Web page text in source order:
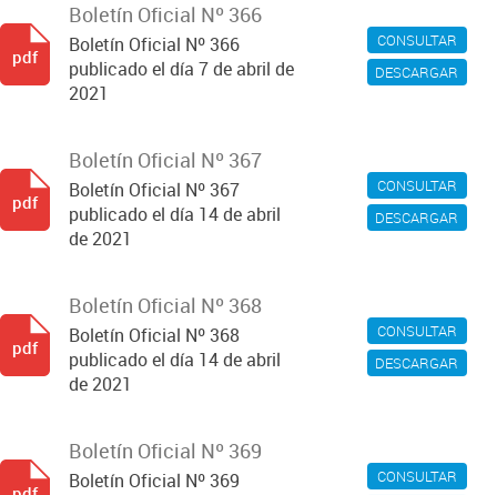
CONSULTAR
DESCARGAR
Boletín Oficial Nº 366
Boletín Oficial Nº 366
publicado el día 7 de abril de
2021
pdf
CONSULTAR
DESCARGAR
Boletín Oficial Nº 367
Boletín Oficial Nº 367
publicado el día 14 de abril
de 2021
pdf
CONSULTAR
DESCARGAR
Boletín Oficial Nº 368
Boletín Oficial Nº 368
publicado el día 14 de abril
de 2021
pdf
CONSULTAR
Boletín Oficial Nº 369
Boletín Oficial Nº 369